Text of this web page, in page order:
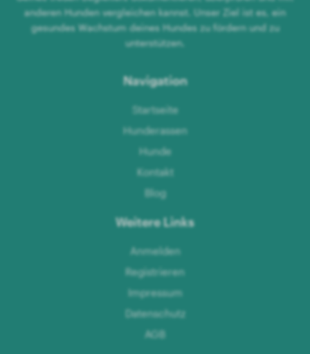
anderen Hunden vergleichen kannst. Unser Ziel ist es, ein
gesundes Wachstum deines Hundes zu fördern und zu
unterstützen.
Navigation
Startseite
Hunderassen
Hunde
Kontakt
Blog
Weitere Links
Anmelden
Registrieren
Impressum
Datenschutz
AGB